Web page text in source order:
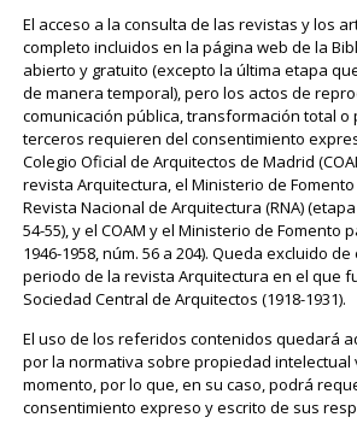
El acceso a la consulta de las revistas y los
completo incluidos en la página web de la
abierto y gratuito (excepto la última etapa
de manera temporal), pero los actos de
comunicación pública, transformación total o
terceros requieren del consentimiento
Colegio Oficial de Arquitectos de Madrid
revista Arquitectura, el Ministerio de
Revista Nacional de Arquitectura (RNA) (etapa
54-55), y el COAM y el Ministerio de Fomento
1946-1958, núm. 56 a 204). Queda excluido
periodo de la revista Arquitectura en el que
Sociedad Central de Arquitectos (1918-1931).
El uso de los referidos contenidos quedará
por la normativa sobre propiedad intelectual
momento, por lo que, en su caso, podrá
consentimiento expreso y escrito de sus